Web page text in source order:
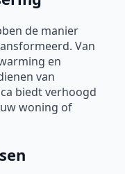
de manier
Van
en
van
biedt verhoogd
woning of